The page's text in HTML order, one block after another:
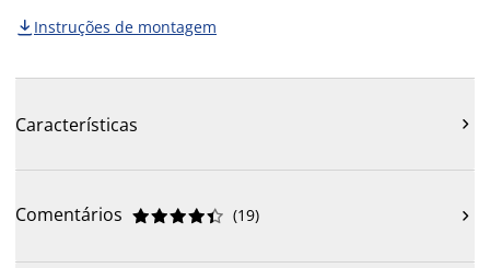
 Instruções de montagem
Características 
Comentários 




 (19) 